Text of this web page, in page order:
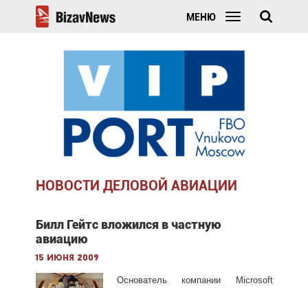
МЕНЮ
НОВОСТИ ДЕЛОВОЙ АВИАЦИИ
Билл Гейтс вложился в частную
авиацию
15 июня 2009
Основатель компании Microsoft